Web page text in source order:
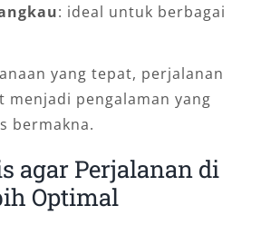
: ideal untuk berbagai
yang tepat, perjalanan
menjadi pengalaman yang
bermakna.
agar Perjalanan di
Optimal